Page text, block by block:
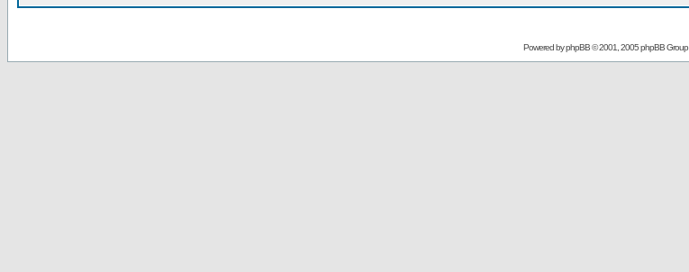
Powered byphpBB© 2001, 2005 phpBB Group